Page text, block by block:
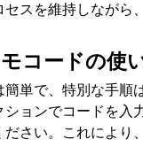
スを維持しながら
コードの使
単で、特別な手順
ョンでコードを入
ださい。これによ